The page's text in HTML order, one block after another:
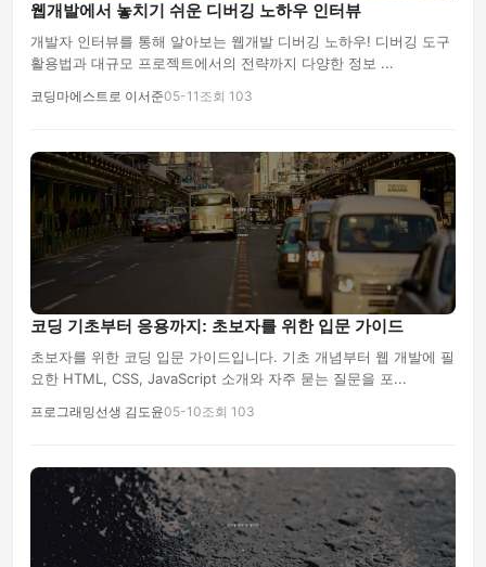
웹개발에서 놓치기 쉬운 디버깅 노하우 인터뷰
개발자 인터뷰를 통해 알아보는 웹개발 디버깅 노하우! 디버깅 도구
활용법과 대규모 프로젝트에서의 전략까지 다양한 정보 ...
코딩마에스트로 이서준05-11 조회 103
코딩 기초부터 응용까지: 초보자를 위한 입문 가이드
초보자를 위한 코딩 입문 가이드입니다. 기초 개념부터 웹 개발에 필
요한 HTML, CSS, JavaScript 소개와 자주 묻는 질문을 포...
프로그래밍선생 김도윤05-10조회 103